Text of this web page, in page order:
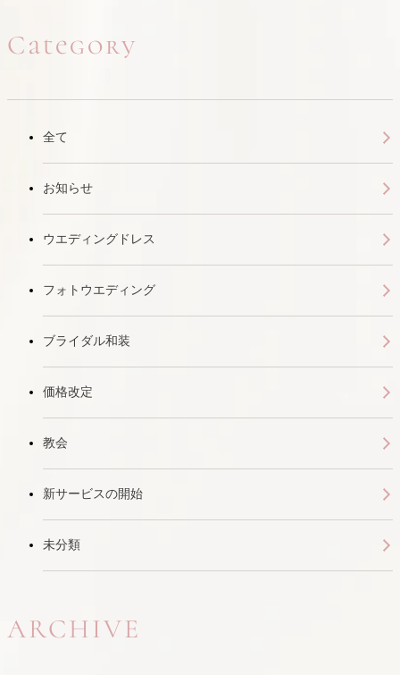
Category
全て
お知らせ
ウエディングドレス
フォトウエディング
ブライダル和装
価格改定
教会
新サービスの開始
未分類
ARCHIVE